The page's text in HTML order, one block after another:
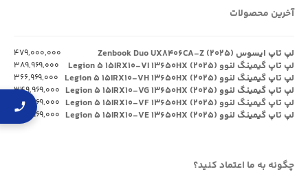
آخرین محصولات
لپ تاپ ایسوس Zenbook Duo UX۸۴۰۶CA-Z (۲۰۲۵) ۴۷۹,۰۰۰,۰۰۰
لپ تاپ گیمینگ لنوو Legion ۵ ۱۵IRX۱۰-VI ۱۳۶۵۰HX (۲۰۲۵) ۳۸۹,۹۶۹,۰۰۰
لپ تاپ گیمینگ لنوو Legion ۵ ۱۵IRX۱۰-VH ۱۳۶۵۰HX (۲۰۲۵) ۳۶۶,۹۶۹,۰۰۰
لپ تاپ گیمینگ لنوو Legion ۵ ۱۵IRX۱۰-VG ۱۳۶۵۰HX (۲۰۲۵) ۳۴۹,۹۶۹,۰۰۰
لپ تاپ گیمینگ لنوو Legion ۵ ۱۵IRX۱۰-VF ۱۳۶۵۰HX (۲۰۲۵) ۳۲۴,۹۶۹,۰۰۰
لپ تاپ گیمینگ لنوو Legion ۵ ۱۵IRX۱۰-VE ۱۳۶۵۰HX (۲۰۲۵) ۳۴۹,۹۶۹,۰۰۰
چگونه به ما اعتماد کنید؟